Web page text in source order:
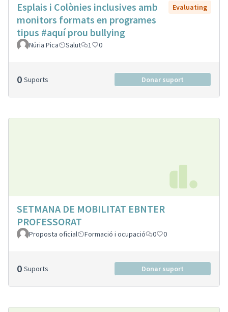
Esplais i Colònies inclusives amb
monitors formats en programes
tipus #aquí prou bullying
Evaluating
Núria Pica Salut 1 0
0 Suports Donar suport
SETMANA DE MOBILITAT EBNTER
PROFESSORAT
Proposta oficial Formació i ocupació 0 0
0 Suports Donar suport